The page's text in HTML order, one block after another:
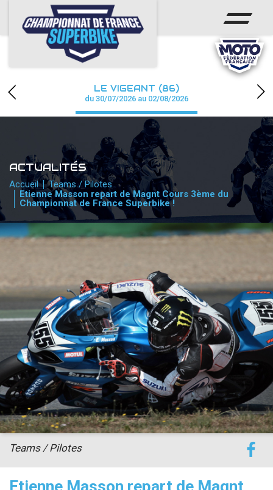
ACCUEIL
CHAMPIONNAT
CALENDRIER
PHOTOS / WEB TV
PARTENAIRES
PRESSE
accéder à la billetterie
LE VIGEANT (86)
du 30/07/2026 au 02/08/2026
ACTUALITÉS
Accueil
Teams / Pilotes
Etienne Masson repart de Magnt Cours 3ème du
Championnat de France Superbike !
Etienne Masson repart de Magnt
Teams / Pilotes